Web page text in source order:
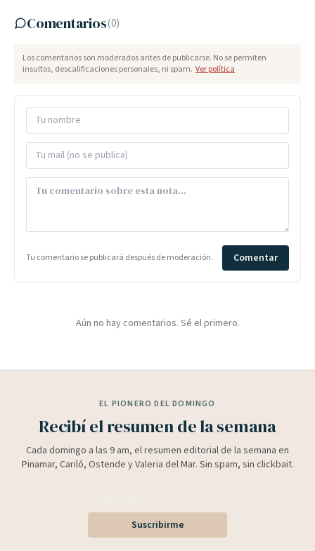
Comentarios(0)
Los comentarios son moderados antes de publicarse. No se permiten
insultos, descalificaciones personales, ni spam. Ver política
Tu comentario se publicará después de moderación. Comentar
Aún no hay comentarios. Sé el primero.
EL PIONERO DEL DOMINGO
Recibí el resumen de la semana
Cada domingo a las 9 am, el resumen editorial de la semana en
Pinamar, Cariló, Ostende y Valeria del Mar. Sin spam, sin clickbait.
Suscribirme